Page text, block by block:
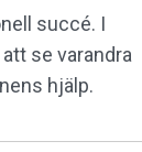
succé. I
se varandra
hjälp.